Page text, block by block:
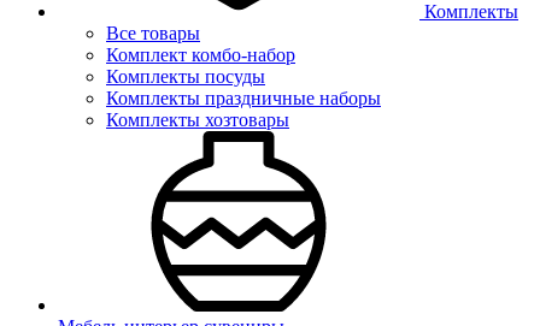
Комплекты
Все товары
Комплект комбо-набор
Комплекты посуды
Комплекты праздничные наборы
Комплекты хозтовары